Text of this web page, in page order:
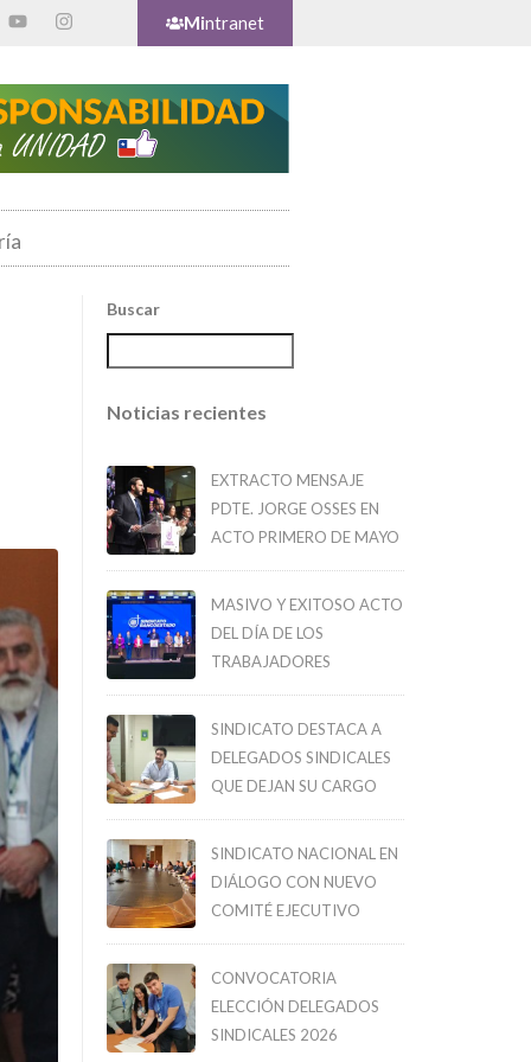
Mintranet
Buscar
Noticias recientes
EXTRACTO MENSAJE
PDTE. JORGE OSSES EN
ACTO PRIMERO DE MAYO
MASIVO Y EXITOSO ACTO
DEL DÍA DE LOS
TRABAJADORES
SINDICATO DESTACA A
DELEGADOS SINDICALES
QUE DEJAN SU CARGO
SINDICATO NACIONAL EN
DIÁLOGO CON NUEVO
COMITÉ EJECUTIVO
CONVOCATORIA
ELECCIÓN DELEGADOS
SINDICALES 2026